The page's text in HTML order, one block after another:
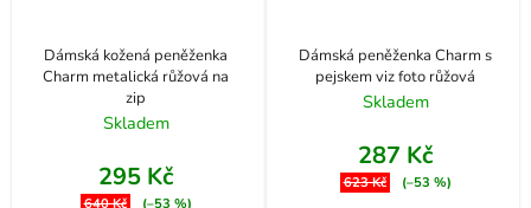
Dámská kožená peněženka
Charm metalická růžová na
zip
Skladem
295 Kč
640 Kč (–53 %)
Dámská peněženka Charm s
pejskem viz foto růžová
Skladem
287 Kč
623 Kč (–53 %)